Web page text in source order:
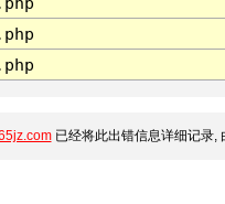
已经将此出错信息详细记录,